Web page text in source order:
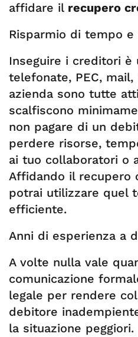
affidare il recupero
Risparmio di tempo e
Inseguire i creditori è
telefonate, PEC,
azienda sono tutte
scalfiscono
non pagare di un
perdere risorse,
ai tuo collaboratori o
Affidando il recupero
potrai utilizzare quel
efficiente.
Anni di esperienza a
A volte nulla vale
comunicazione
legale per rendere
debitore
la situazione peggiori.